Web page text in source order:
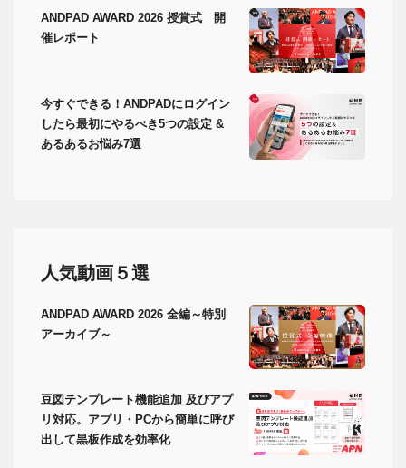
ANDPAD AWARD 2026 授賞式 開
催レポート
今すぐできる！ANDPADにログイン
したら最初にやるべき5つの設定 &
あるあるお悩み7選
人気動画５選
ANDPAD AWARD 2026 全編～特別
アーカイブ～
豆図テンプレート機能追加 及びアプ
リ対応。アプリ・PCから簡単に呼び
出して黒板作成を効率化